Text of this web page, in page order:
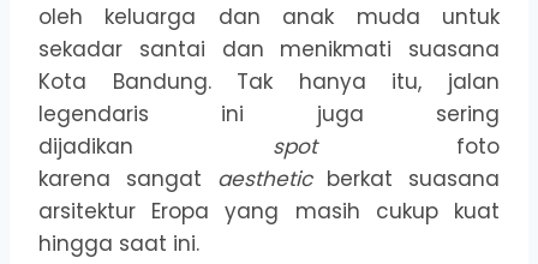
oleh keluarga dan anak muda untuk
sekadar santai dan menikmati suasana
Kota Bandung. Tak hanya itu, jalan
legendaris ini juga sering
dijadikan spot foto
karena sangat aesthetic berkat suasana
arsitektur Eropa yang masih cukup kuat
hingga saat ini.